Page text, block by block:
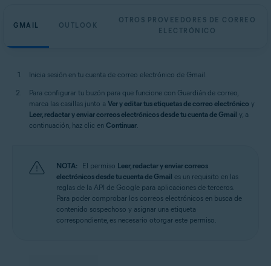
GMAIL OUTLOOK
OTROS PROVEEDORES DE CORREO
ELECTRÓNICO
Inicia sesión en tu cuenta de correo electrónico de Gmail.
Para configurar tu buzón para que funcione con Guardián de correo,
marca las casillas junto a Ver y editar tus etiquetas de correo electrónico y
Leer, redactar y enviar correos electrónicos desde tu cuenta de Gmail y, a
continuación, haz clic en Continuar
NOTA: El permiso Leer, redactar y enviar correos
electrónicos desde tu cuenta de Gmail es un requisito en las
reglas de la API de Google para aplicaciones de terceros.
Para poder comprobar los correos electrónicos en busca de
contenido sospechoso y asignar una etiqueta
correspondiente, es necesario otorgar este permiso.